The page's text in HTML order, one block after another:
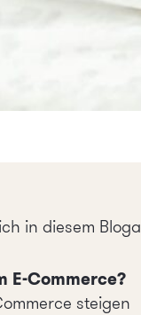
in diesem
E-Commerce?
steigen